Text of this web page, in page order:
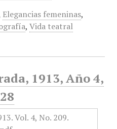
Elegancias femeninas,
, Vida teatral
1913, Año 4,